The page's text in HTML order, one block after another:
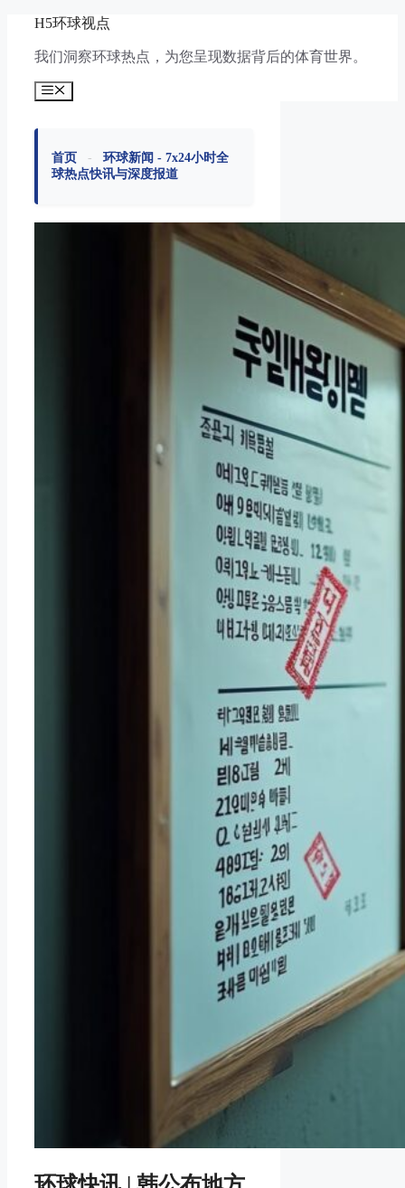
H5环球视点
我们洞察环球热点，为您呈现数据背后的体育世界。
菜
首页 -
环球新闻 - 7x24小时全
球热点快讯与深度报道